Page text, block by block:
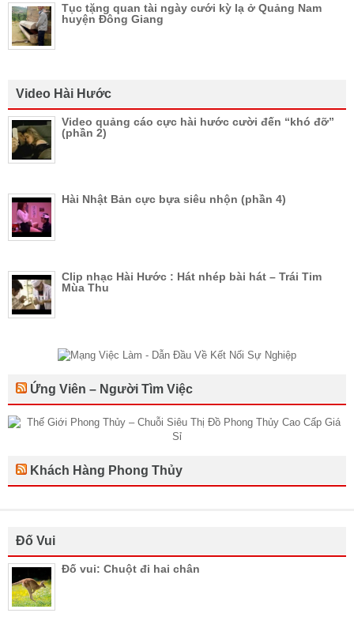
Tục tặng quan tài ngày cưới kỳ lạ ở Quảng Nam
huyện Đông Giang
Video Hài Hước
Video quảng cáo cực hài hước cười đến “khó đỡ”
(phần 2)
Hài Nhật Bản cực bựa siêu nhộn (phần 4)
Clip nhạc Hài Hước : Hát nhép bài hát – Trái Tim
Mùa Thu
Ứng Viên – Người Tìm Việc
Khách Hàng Phong Thủy
Đố Vui
Đố vui: Chuột đi hai chân